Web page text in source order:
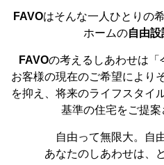
FAVOはそんな一人ひとりの
ホームの自由
FAVOの考えるしあわせは「
お客様の現在のご希望により
を抑え、将来のライフスタイ
基準の住宅をご提案
自由って無限大。自
あなたのしあわせは、